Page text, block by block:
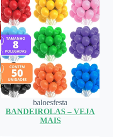
baloesfesta
BANDEIROLAS – VEJA
MAIS